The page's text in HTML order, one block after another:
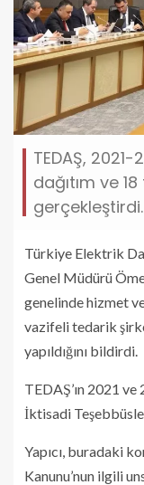
TEDAŞ, 2021-
dağıtım ve
gerçekleştirdi.
Türkiye Elektrik
Genel Müdürü
genelinde hizmet
vazifeli tedarik
yapıldığını bildirdi.
TEDAŞ’ın 2021
İktisadi
Yapıcı, buradaki
Kanunu’nun ilgili